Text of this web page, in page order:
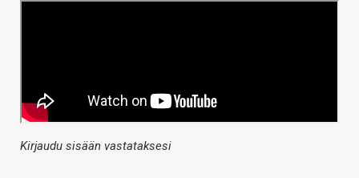
Kirjaudu sisään vastataksesi